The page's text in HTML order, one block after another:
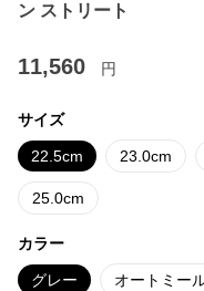
ン ストリート
11,560 円
サイズ
22.5cm 23.0cm
25.0cm
カラー
グレー オートミー